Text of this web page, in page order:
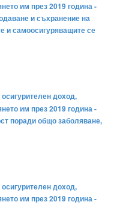
им през 2019 година -
и съхранение на
и самоосигуряващите се
доход,
им през 2019 година -
поради общо заболяване,
доход,
им през 2019 година -